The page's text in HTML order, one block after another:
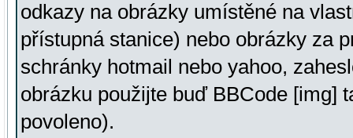
odkazy na obrázky umístěné na
přístupná stanice) nebo obrázky za
schránky hotmail nebo yahoo,
obrázku použijte buď BBCode [img]
povoleno).